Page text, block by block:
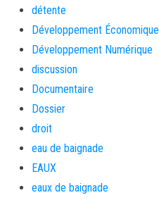
détente
Développement Économique
Développement Numérique
discussion
Documentaire
Dossier
droit
eau de baignade
EAUX
eaux de baignade